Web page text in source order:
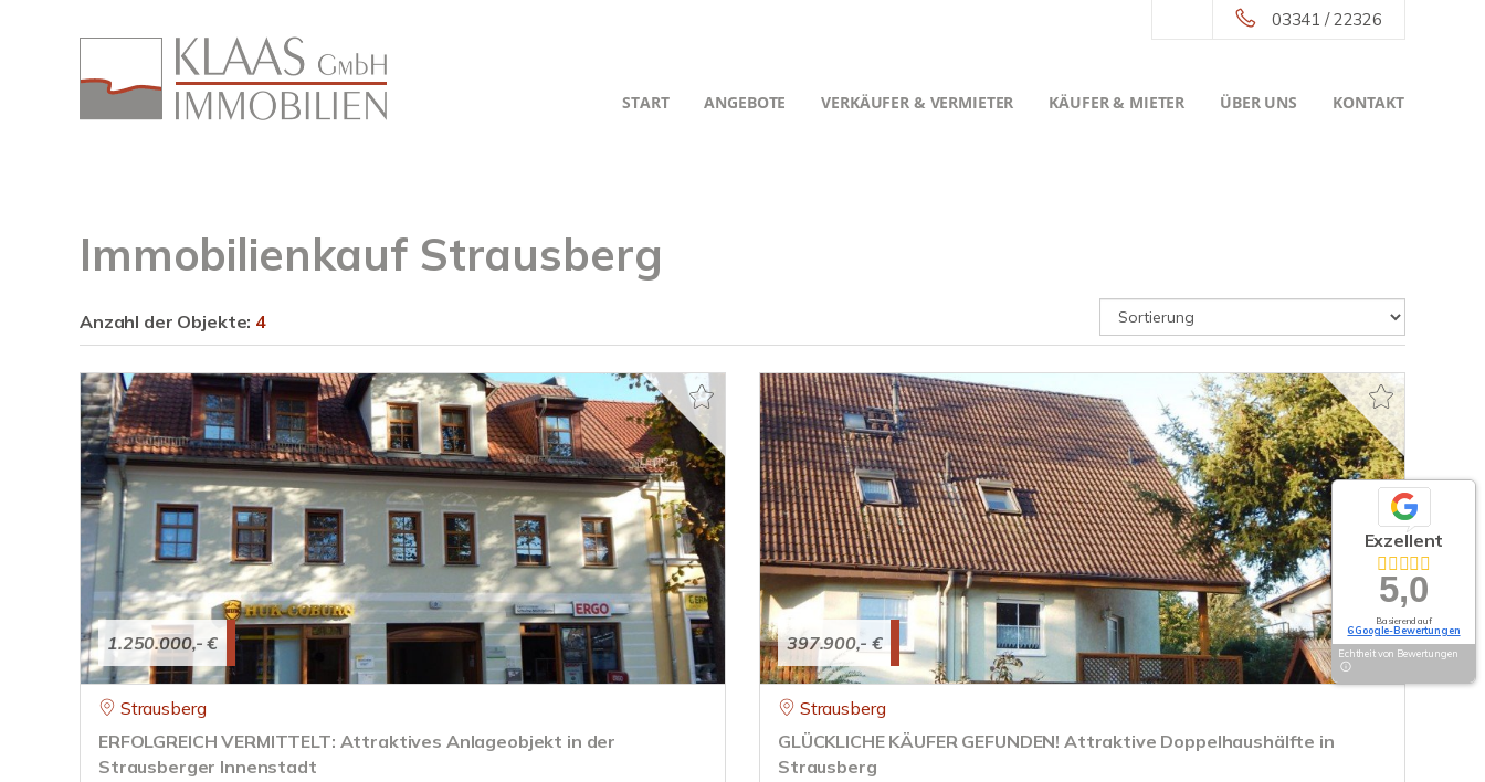
03341 / 22326
START ANGEBOTE VERKÄUFER & VERMIETER KÄUFER & MIETER ÜBER UNS KONTAKT
Immobilienkauf Strausberg
Anzahl der Objekte: 4
1.250.000,- €
Strausberg
ERFOLGREICH VERMITTELT: Attraktives Anlageobjekt in der
Strausberger Innenstadt
397.900,- €
Strausberg
GLÜCKLICHE KÄUFER GEFUNDEN! Attraktive Doppelhaushälfte in
Strausberg
Exzellent
5,0
Basierend auf
6 Google-Bewertungen
Echtheit von Bewertungen